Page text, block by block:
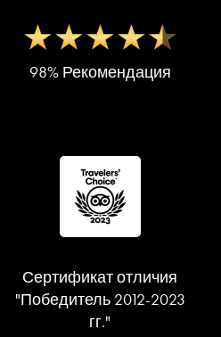
98% Рекомендация
Сертификат отличия
"Победитель 2012-2023
гг."